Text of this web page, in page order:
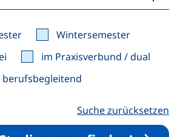
Wintersemester
im Praxisverbund / dual
berufsbegleitend
Suche zurücksetzen